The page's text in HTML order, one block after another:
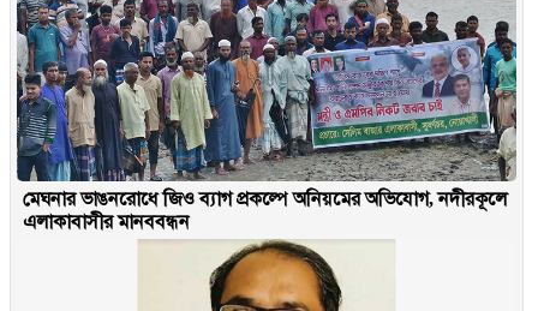
মেঘনার ভাঙনরোধে জিও ব্যাগ প্রকল্পে অনিয়মের অভিযোগ, নদীরকূলে
এলাকাবাসীর মানববন্ধন